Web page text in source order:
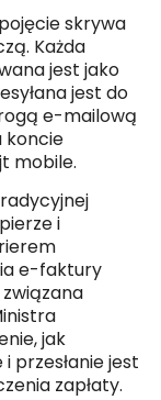
skrywa
Każda
jest jako
jest do
e-mailową
koncie
mobile.
i
e-faktury
jak
przesłanie jest
zapłaty.